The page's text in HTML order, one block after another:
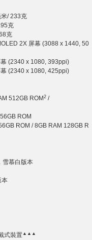
/ 233克
克
克
2X 屏幕 (3088 x 1440, 50
(2340 x 1080, 393ppi)
(2340 x 1080, 425ppi)
512GB ROM 2 /
ROM
ROM / 8GB RAM 128GB R
雪慕白版本
本
式裝置 ▲▲▲